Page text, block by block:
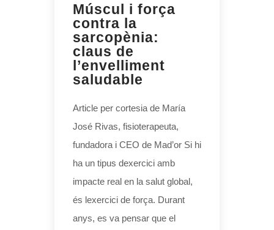
Múscul i força
contra la
sarcopènia:
claus de
l’envelliment
saludable
Article per cortesia de María
José Rivas, fisioterapeuta,
fundadora i CEO de Mad’or Si hi
ha un tipus dexercici amb
impacte real en la salut global,
és lexercici de força. Durant
anys, es va pensar que el